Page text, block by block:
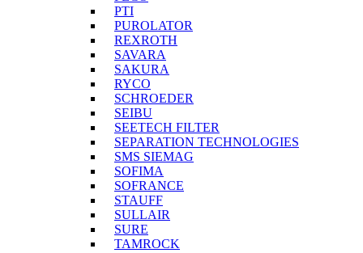
PTI
PUROLATOR
REXROTH
SAVARA
SAKURA
RYCO
SCHROEDER
SEIBU
SEETECH FILTER
SEPARATION TECHNOLOGIES
SMS SIEMAG
SOFIMA
SOFRANCE
STAUFF
SULLAIR
SURE
TAMROCK